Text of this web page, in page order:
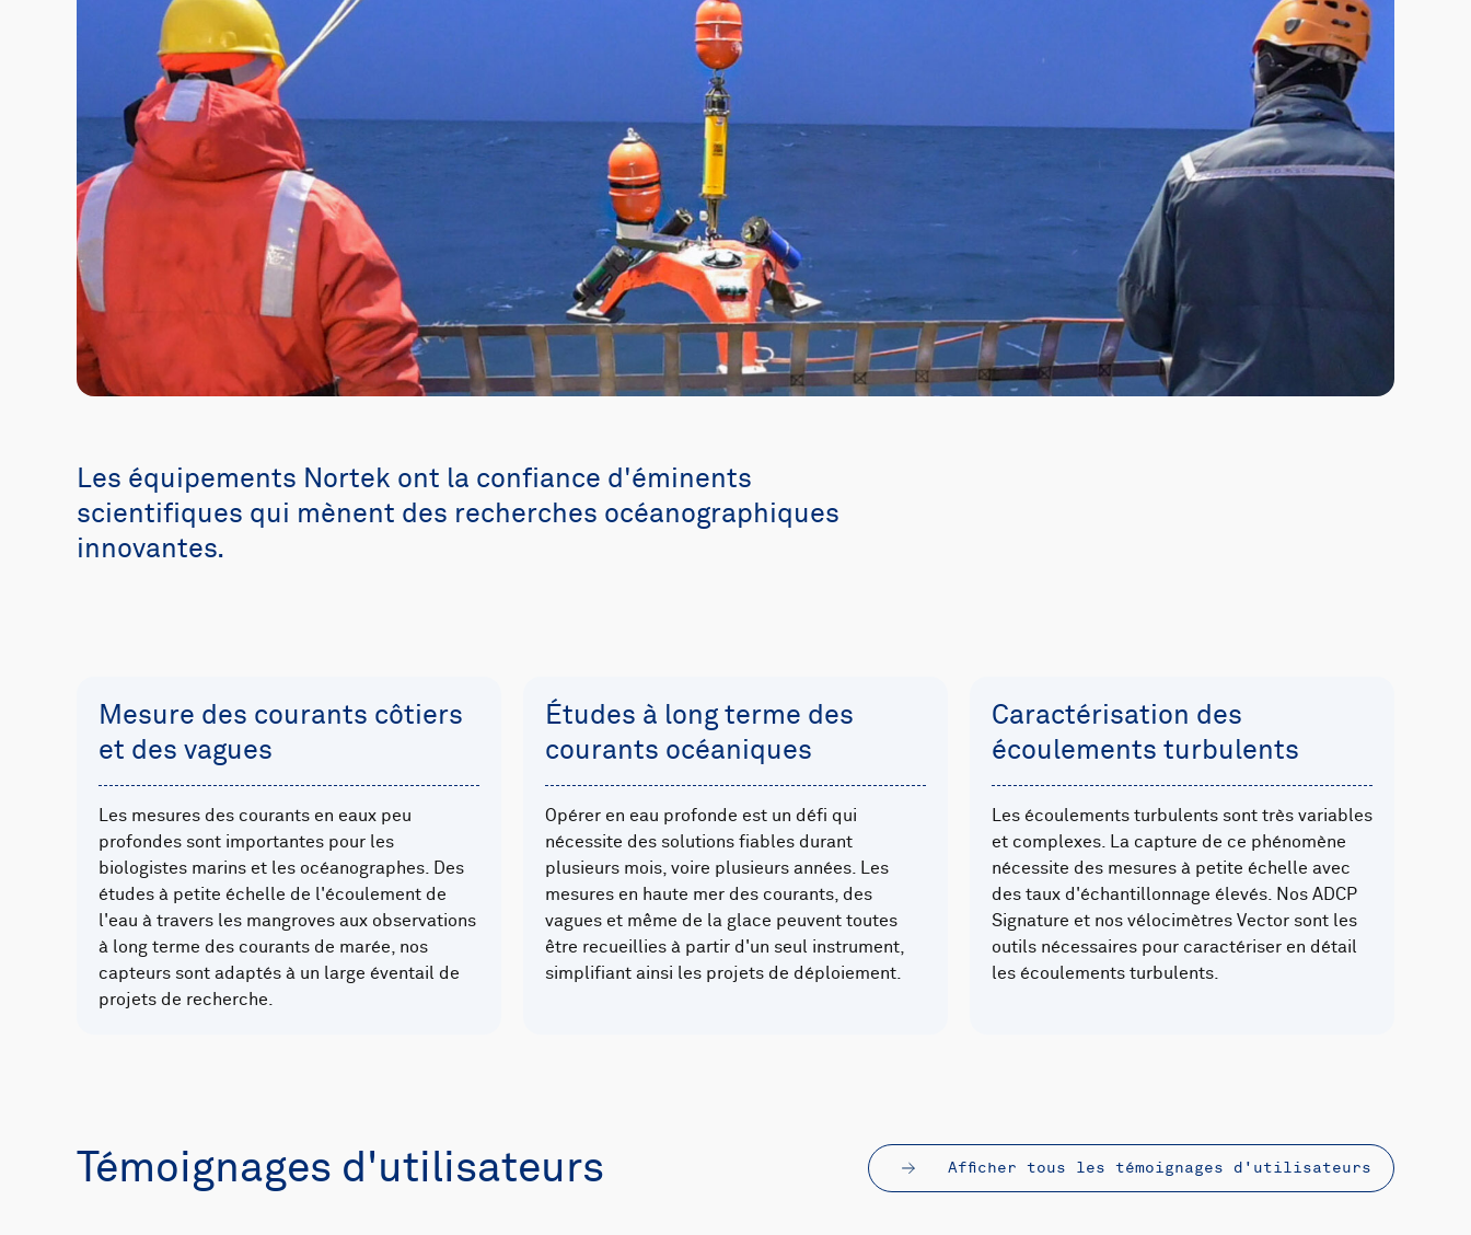
Les équipements Nortek ont la confiance d'éminents
scientifiques qui mènent des recherches océanographiques
innovantes.
Mesure des courants côtiers
et des vagues
Les mesures des courants en eaux peu
profondes sont importantes pour les
biologistes marins et les océanographes. Des
études à petite échelle de l'écoulement de
l'eau à travers les mangroves aux observations
à long terme des courants de marée, nos
capteurs sont adaptés à un large éventail de
projets de recherche.
Études à long terme des
courants océaniques
Opérer en eau profonde est un défi qui
nécessite des solutions fiables durant
plusieurs mois, voire plusieurs années. Les
mesures en haute mer des courants, des
vagues et même de la glace peuvent toutes
être recueillies à partir d'un seul instrument,
simplifiant ainsi les projets de déploiement.
Caractérisation des
écoulements turbulents
Les écoulements turbulents sont très variables
et complexes. La capture de ce phénomène
nécessite des mesures à petite échelle avec
des taux d'échantillonnage élevés. Nos ADCP
Signature et nos vélocimètres Vector sont les
outils nécessaires pour caractériser en détail
les écoulements turbulents.
Témoignages d'utilisateurs Afficher tous les témoignages d'utilisateurs